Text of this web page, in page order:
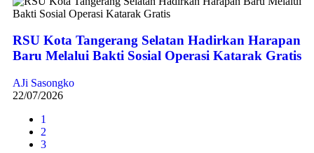
RSU Kota Tangerang Selatan Hadirkan Harapan
Baru Melalui Bakti Sosial Operasi Katarak Gratis
AJi Sasongko
22/07/2026
1
2
3